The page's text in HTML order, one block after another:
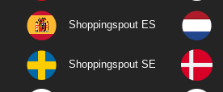
Shoppingspout ES
Shoppingspout SE